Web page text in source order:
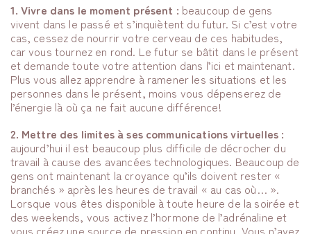
1. Vivre dans le moment présent : beaucoup de gens
vivent dans le passé et s’inquiètent du futur. Si c’est votre
cas, cessez de nourrir votre cerveau de ces habitudes,
car vous tournez en rond. Le futur se bâtit dans le présent
et demande toute votre attention dans l’ici et maintenant.
Plus vous allez apprendre à ramener les situations et les
personnes dans le présent, moins vous dépenserez de
l’énergie là où ça ne fait aucune différence!
2. Mettre des limites à ses communications virtuelles :
aujourd’hui il est beaucoup plus difficile de décrocher du
travail à cause des avancées technologiques. Beaucoup de
gens ont maintenant la croyance qu’ils doivent rester «
branchés » après les heures de travail « au cas où… ».
Lorsque vous êtes disponible à toute heure de la soirée et
des weekends, vous activez l’hormone de l’adrénaline et
vous créez une source de pression en continu. Vous n’avez